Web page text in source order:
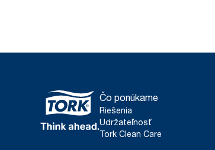
Čo ponúkame
Riešenia
Udržateľnosť
Tork Clean Care